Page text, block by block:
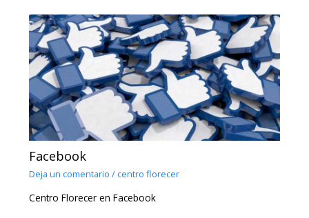
Facebook
Deja un comentario / centro florecer
Centro Florecer en Facebook